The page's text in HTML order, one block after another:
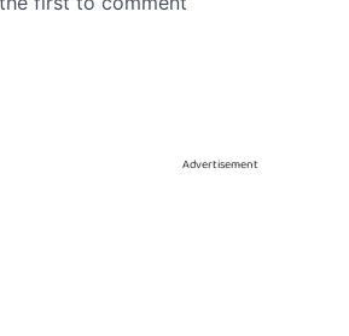
Advertisement